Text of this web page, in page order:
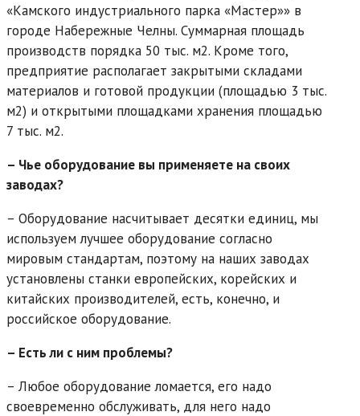
«Камского индустриального парка «Мастер»» в
городе Набережные Челны. Суммарная площадь
производств порядка 50 тыс. м2. Кроме того,
предприятие располагает закрытыми складами
материалов и готовой продукции (площадью 3 тыс.
м2) и открытыми площадками хранения площадью
7 тыс. м2.
– Чье оборудование вы применяете на своих
заводах?
– Оборудование насчитывает десятки единиц, мы
используем лучшее оборудование согласно
мировым стандартам, поэтому на наших заводах
установлены станки европейских, корейских и
китайских производителей, есть, конечно, и
российское оборудование.
– Есть ли с ним проблемы?
– Любое оборудование ломается, его надо
своевременно обслуживать, для него надо